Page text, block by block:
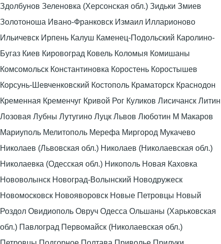
Здолбунов Зеленовка (Херсонская обл.) Зидьки Змиев
Золотоноша Ивано-Франковск Измаил Илларионово
Ильичевск Ирпень Калуш Каменец-Подольский Каролино-
Бугаз Киев Кировоград Ковель Коломыя Комишаны
Комсомольск Константиновка Коростень Коростышев
Корсунь-Шевченковский Костополь Краматорск Краснодон
Кременная Кременчуг Кривой Рог Куликов Лисичанск Литин
Лозовая Лубны Лутугино Луцк Львов Люботин М Макаров
Мариуполь Мелитополь Мерефа Миргород Мукачево
Николаев (Львовская обл.) Николаев (Николаевская обл.)
Николаевка (Одесская обл.) Никополь Новая Каховка
Нововолынск Новоград-Волынский Новодружеск
Новомосковск Новояворовск Новые Петровцы Новый
Роздол Овидиополь Овруч Одесса Ольшаны (Харьковская
обл.) Павлоград Первомайск (Николаевская обл.)